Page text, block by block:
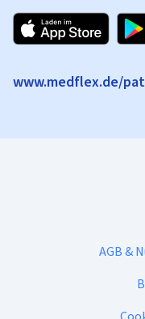
www.medflex.de/
AGB &